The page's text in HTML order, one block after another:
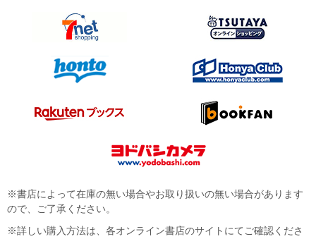
※書店によって在庫の無い場合やお取り扱いの無い場合があります
ので、ご了承ください。
※詳しい購入方法は、各オンライン書店のサイトにてご確認くださ